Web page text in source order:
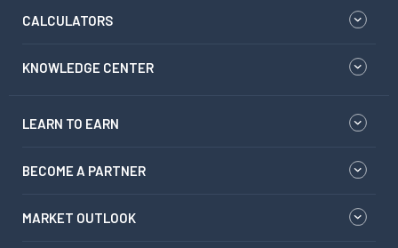
CALCULATORS
KNOWLEDGE CENTER
LEARN TO EARN
BECOME A PARTNER
MARKET OUTLOOK